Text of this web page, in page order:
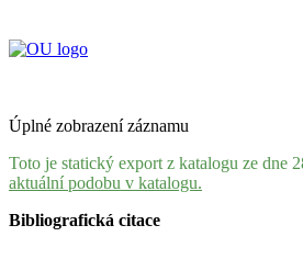
Úplné zobrazení záznamu
Toto je statický export z katalogu ze dne
aktuální podobu v katalogu.
Bibliografická citace